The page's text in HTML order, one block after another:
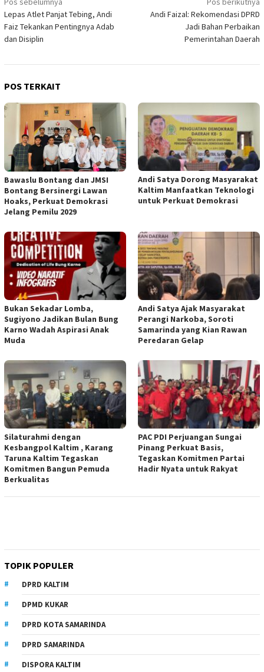
pos
Lepas Atlet Panjat Tebing, Andi
Faiz Tekankan Pentingnya Adab
dan Disiplin
Andi Faizal: Rekomendasi DPRD
Jadi Bahan Perbaikan
Pemerintahan Daerah
POS TERKAIT
Bawaslu Bontang dan JMSI
Bontang Bersinergi Lawan
Hoaks, Perkuat Demokrasi
Jelang Pemilu 2029
Andi Satya Dorong Masyarakat
Kaltim Manfaatkan Teknologi
untuk Perkuat Demokrasi
Bukan Sekadar Lomba,
Sugiyono Jadikan Bulan Bung
Karno Wadah Aspirasi Anak
Muda
Andi Satya Ajak Masyarakat
Perangi Narkoba, Soroti
Samarinda yang Kian Rawan
Peredaran Gelap
Silaturahmi dengan
Kesbangpol Kaltim , Karang
Taruna Kaltim Tegaskan
Komitmen Bangun Pemuda
Berkualitas
PAC PDI Perjuangan Sungai
Pinang Perkuat Basis,
Tegaskan Komitmen Partai
Hadir Nyata untuk Rakyat
TOPIK POPULER
DPRD KALTIM
DPMD KUKAR
DPRD KOTA SAMARINDA
DPRD SAMARINDA
DISPORA KALTIM